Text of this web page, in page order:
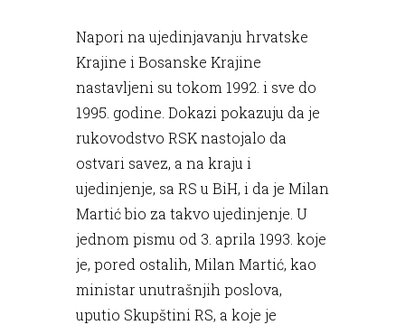
Napori na ujedinjavanju hrvatske
Krajine i Bosanske Krajine
nastavljeni su tokom 1992. i sve do
1995. godine. Dokazi pokazuju da je
rukovodstvo RSK nastojalo da
ostvari savez, a na kraju i
ujedinjenje, sa RS u BiH, i da je Milan
Martić bio za takvo ujedinjenje. U
jednom pismu od 3. aprila 1993. koje
je, pored ostalih, Milan Martić, kao
ministar unutrašnjih poslova,
uputio Skupštini RS, a koje je